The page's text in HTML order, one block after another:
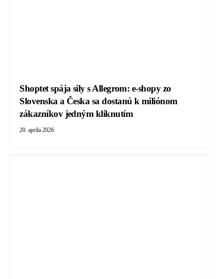
Shoptet spája sily s Allegrom: e-shopy zo
Slovenska a Česka sa dostanú k miliónom
zákazníkov jedným kliknutím
20. apríla 2026